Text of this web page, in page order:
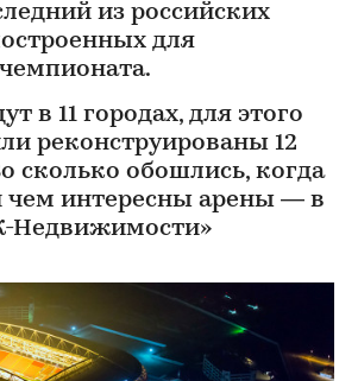
из российских
для
в 11 городах, для этого
реконструированы 12
сколько обошлись, когда
чем интересны арены — в
Недвижимости»​